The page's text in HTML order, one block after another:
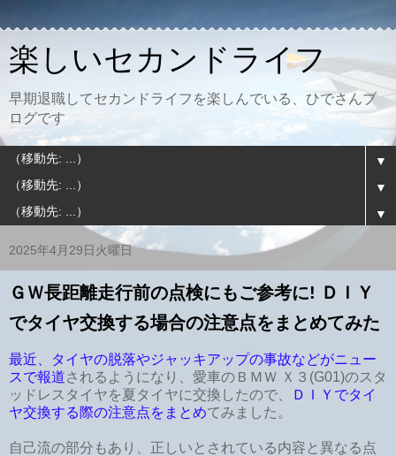
楽しいセカンドライフ
早期退職してセカンドライフを楽しんでいる、ひでさんブ
ログです
▼
▼
▼
2025年4月29日火曜日
ＧＷ長距離走行前の点検にもご参考に! ＤＩＹ
でタイヤ交換する場合の注意点をまとめてみた
最近、タイヤの脱落やジャッキアップの事故などがニュー
スで報道されるようになり、愛車のＢＭＷ Ｘ３(G01)のスタ
ッドレスタイヤを夏タイヤに交換したので、
ＤＩＹでタイ
ヤ交換する際の注意点をまとめてみました。
自己流の部分もあり、正しいとされている内容と異なる点